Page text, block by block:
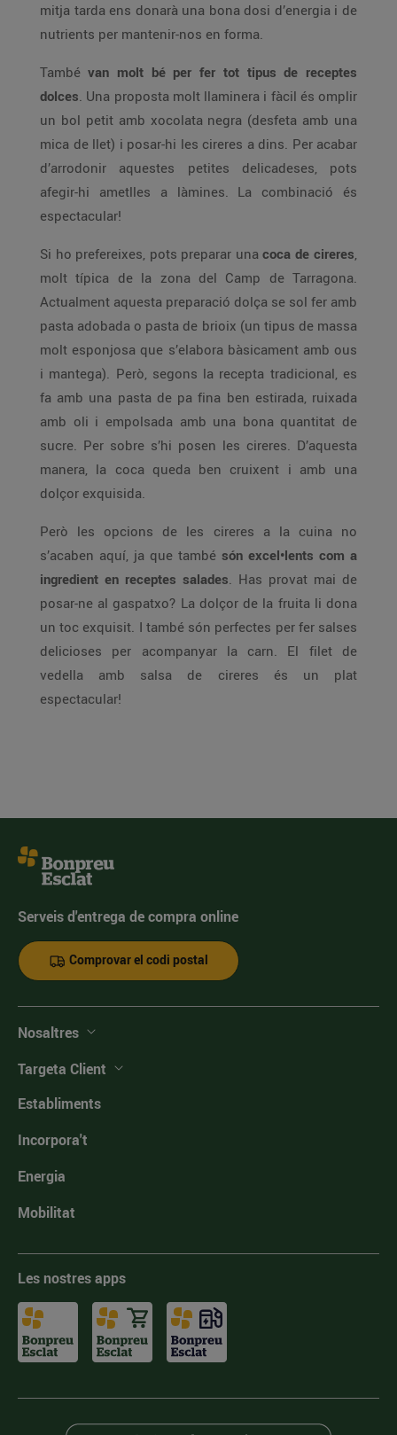
mitja tarda ens donarà una bona dosi d’energia i de
nutrients per mantenir-nos en forma.
També van molt bé per fer tot tipus de receptes
dolces. Una proposta molt llaminera i fàcil és omplir
un bol petit amb xocolata negra (desfeta amb una
mica de llet) i posar-hi les cireres a dins. Per acabar
d’arrodonir aquestes petites delicadeses, pots
afegir-hi ametlles a làmines. La combinació és
espectacular!
Si ho prefereixes, pots preparar una coca de cireres,
molt típica de la zona del Camp de Tarragona.
Actualment aquesta preparació dolça se sol fer amb
pasta adobada o pasta de brioix (un tipus de massa
molt esponjosa que s’elabora bàsicament amb ous
i mantega). Però, segons la recepta tradicional, es
fa amb una pasta de pa fina ben estirada, ruixada
amb oli i empolsada amb una bona quantitat de
sucre. Per sobre s’hi posen les cireres. D’aquesta
manera, la coca queda ben cruixent i amb una
dolçor exquisida.
Però les opcions de les cireres a la cuina no
s’acaben aquí, ja que també són excel•lents com a
ingredient en receptes salades. Has provat mai de
posar-ne al gaspatxo? La dolçor de la fruita li dona
un toc exquisit. I també són perfectes per fer salses
delicioses per acompanyar la carn. El filet de
vedella amb salsa de cireres és un plat
espectacular!
Serveis d'entrega de compra online
Comprovar el codi postal
Nosaltres
Targeta Client
Establiments
Incorpora't
Energia
Mobilitat
Les nostres apps